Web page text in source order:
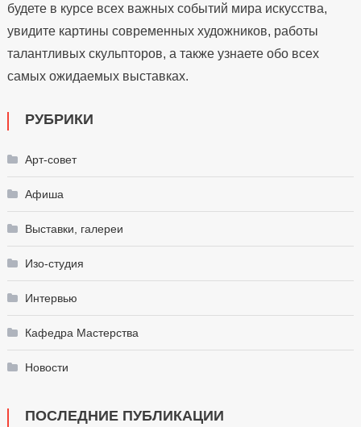
будете в курсе всех важных событий мира искусства,
увидите картины современных художников, работы
талантливых скульпторов, а также узнаете обо всех
самых ожидаемых выставках.
РУБРИКИ
Арт-совет
Афиша
Выставки, галереи
Изо-студия
Интервью
Кафедра Мастерства
Новости
ПОСЛЕДНИЕ ПУБЛИКАЦИИ